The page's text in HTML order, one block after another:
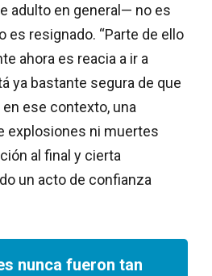
adulto en general— no es
es resignado. “Parte de ello
ahora es reacia a ir a
ya bastante segura de que
en ese contexto, una
explosiones ni muertes
al final y cierta
un acto de confianza
nunca fueron tan